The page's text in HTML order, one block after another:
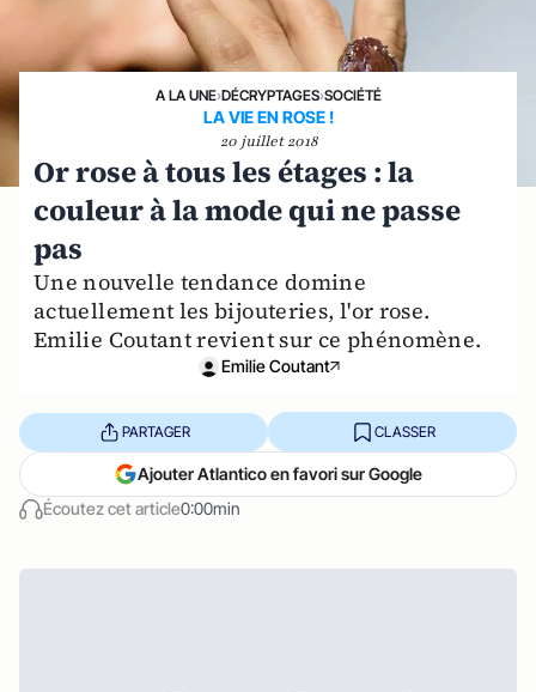
A LA UNE›DÉCRYPTAGES›SOCIÉTÉ
LA VIE EN ROSE !
20 juillet 2018
Or rose à tous les étages : la
couleur à la mode qui ne passe
pas
Une nouvelle tendance domine
actuellement les bijouteries, l'or rose.
Emilie Coutant revient sur ce phénomène.
Emilie Coutant
Écoutez cet article0:00min
PARTAGER CLASSER
Ajouter Atlantico en favori sur Google